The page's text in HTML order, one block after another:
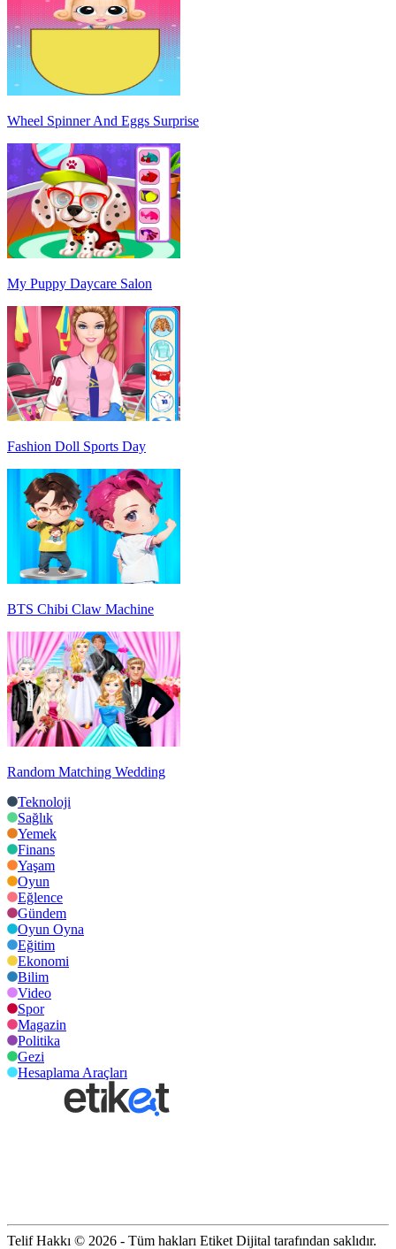
Wheel Spinner And Eggs Surprise
My Puppy Daycare Salon
Fashion Doll Sports Day
BTS Chibi Claw Machine
Random Matching Wedding
Teknoloji
Sağlık
Yemek
Finans
Yaşam
Oyun
Eğlence
Gündem
Oyun Oyna
Eğitim
Ekonomi
Bilim
Video
Spor
Magazin
Politika
Gezi
Hesaplama Araçları
Telif Hakkı © 2026 - Tüm hakları Etiket Dijital tarafından saklıdır.